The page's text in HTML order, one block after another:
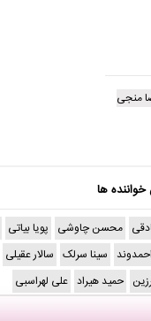
منجی
خواننده ها
محسن چاوشی پویا بیاتی
سینا سرلک سالار عقیلی
حمید هیراد علی لهراسبی